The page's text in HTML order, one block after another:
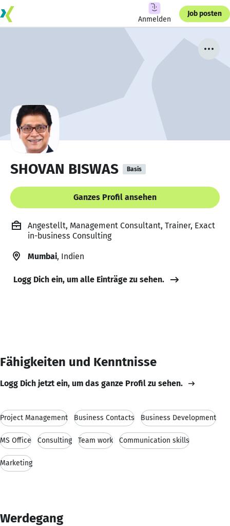
Anmelden
Job posten
SHOVAN BISWAS Basis
Ganzes Profil ansehen
Angestellt, Management Consultant, Trainer, Exact
in-business Consulting
Mumbai, Indien
Logg Dich ein, um alle Einträge zu sehen.
Fähigkeiten und Kenntnisse
Logg Dich jetzt ein, um das ganze Profil zu sehen.
Project Management Business Contacts Business Development
MS Office Consulting Team work Communication skills
Marketing
Werdegang